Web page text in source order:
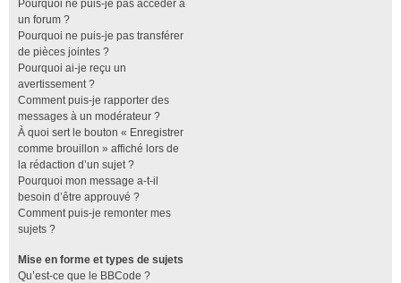
Pourquoi ne puis-je pas accéder à
un forum ?
Pourquoi ne puis-je pas transférer
de pièces jointes ?
Pourquoi ai-je reçu un
avertissement ?
Comment puis-je rapporter des
messages à un modérateur ?
À quoi sert le bouton « Enregistrer
comme brouillon » affiché lors de
la rédaction d’un sujet ?
Pourquoi mon message a-t-il
besoin d’être approuvé ?
Comment puis-je remonter mes
sujets ?
Mise en forme et types de sujets
Qu’est-ce que le BBCode ?